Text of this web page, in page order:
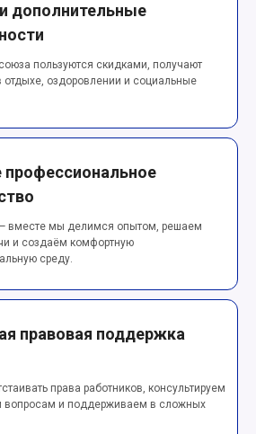
дополнительные
пользуются скидками, получают
отдыхе, оздоровлении и социальные
профессиональное
вместе мы делимся опытом, решаем
и создаём комфортную
среду.
правовая поддержка
права работников, консультируем
вопросам и поддерживаем в сложных